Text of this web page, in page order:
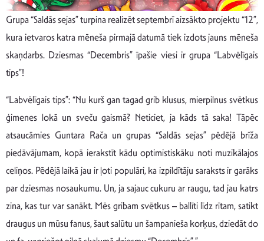
Grupa “Saldās sejas” turpina realizēt septembrī aizsākto projektu “12”,
kura ietvaros katra mēneša pirmajā datumā tiek izdots jauns mēneša
skaņdarbs. Dziesmas “Decembris” īpašie viesi ir grupa “Labvēlīgais
tips”!
“Labvēlīgais tips”: “Nu kurš gan tagad grib klusus, mierpilnus svētkus
ģimenes lokā un sveču gaismā? Neticiet, ja kāds tā saka! Tāpēc
atsaucāmies Guntara Rača un grupas “Saldās sejas” pēdējā brīža
piedāvājumam, kopā ierakstīt kādu optimistiskāku noti muzikālajos
celiņos. Pēdējā laikā jau ir ļoti populāri, ka izpildītāju saraksts ir garāks
par dziesmas nosaukumu. Un, ja sajauc cukuru ar raugu, tad jau katrs
zina, kas tur var sanākt. Mēs gribam svētkus – ballīti līdz rītam, satikt
draugus un mūsu fanus, šaut salūtu un šampanieša korķus, dziedāt do